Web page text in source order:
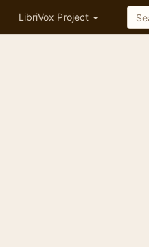
LibriVox Project